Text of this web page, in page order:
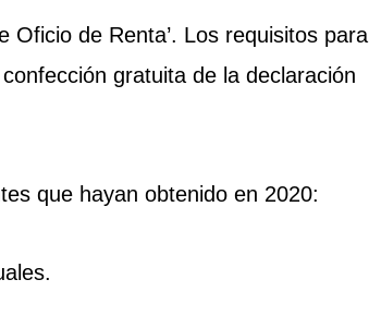
Oficio de Renta’. Los requisitos para
gratuita de la declaración
que hayan obtenido en 2020: